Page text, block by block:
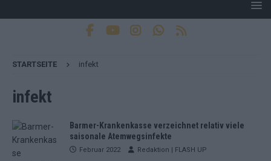
STARTSEITE infekt
infekt
Barmer-Krankenkasse verzeichnet relativ viele
saisonale Atemwegsinfekte
Februar 2022 Redaktion | FLASH UP